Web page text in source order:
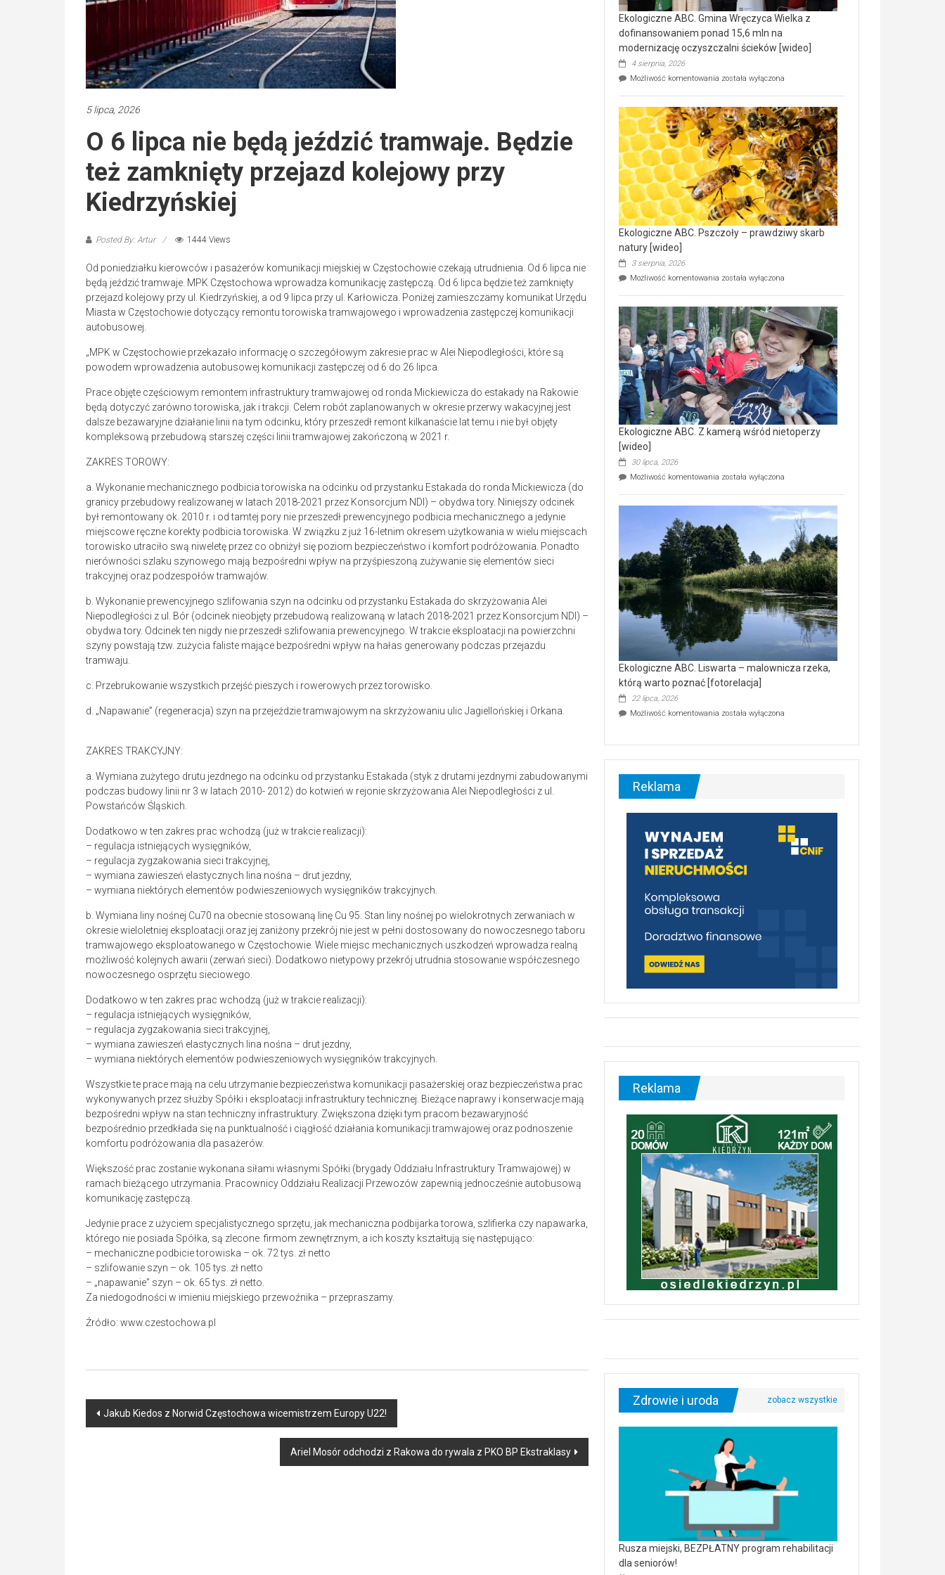
5 lipca, 2026
O 6 lipca nie będą jeździć tramwaje. Będzie
też zamknięty przejazd kolejowy przy
Kiedrzyńskiej
Posted By: Artur 1444 Views
Od poniedziałku kierowców i pasażerów komunikacji miejskiej w Częstochowie czekają utrudnienia. Od 6 lipca nie
będą jeździć tramwaje. MPK Częstochowa wprowadza komunikację zastępczą. Od 6 lipca będzie też zamknięty
przejazd kolejowy przy ul. Kiedrzyńskiej, a od 9 lipca przy ul. Karłowicza. Poniżej zamieszczamy komunikat Urzędu
Miasta w Częstochowie dotyczący remontu torowiska tramwajowego i wprowadzenia zastępczej komunikacji
autobusowej.
„MPK w Częstochowie przekazało informację o szczegółowym zakresie prac w Alei Niepodległości, które są
powodem wprowadzenia autobusowej komunikacji zastępczej od 6 do 26 lipca.
Prace objęte częściowym remontem infrastruktury tramwajowej od ronda Mickiewicza do estakady na Rakowie
będą dotyczyć zarówno torowiska, jak i trakcji. Celem robót zaplanowanych w okresie przerwy wakacyjnej jest
dalsze bezawaryjne działanie linii na tym odcinku, który przeszedł remont kilkanaście lat temu i nie był objęty
kompleksową przebudową starszej części linii tramwajowej zakończoną w 2021 r.
ZAKRES TOROWY:
a. Wykonanie mechanicznego podbicia torowiska na odcinku od przystanku Estakada do ronda Mickiewicza (do
granicy przebudowy realizowanej w latach 2018-2021 przez Konsorcjum NDI) – obydwa tory. Niniejszy odcinek
był remontowany ok. 2010 r. i od tamtej pory nie przeszedł prewencyjnego podbicia mechanicznego a jedynie
miejscowe ręczne korekty podbicia torowiska. W związku z już 16-letnim okresem użytkowania w wielu miejscach
torowisko utraciło swą niweletę przez co obniżył się poziom bezpieczeństwo i komfort podróżowania. Ponadto
nierówności szlaku szynowego mają bezpośredni wpływ na przyśpieszoną zużywanie się elementów sieci
trakcyjnej oraz podzespołów tramwajów.
b. Wykonanie prewencyjnego szlifowania szyn na odcinku od przystanku Estakada do skrzyżowania Alei
Niepodległości z ul. Bór (odcinek nieobjęty przebudową realizowaną w latach 2018-2021 przez Konsorcjum NDI) –
obydwa tory. Odcinek ten nigdy nie przeszedł szlifowania prewencyjnego. W trakcie eksploatacji na powierzchni
szyny powstają tzw. zużycia faliste mające bezpośredni wpływ na hałas generowany podczas przejazdu
tramwaju.
c. Przebrukowanie wszystkich przejść pieszych i rowerowych przez torowisko.
d. „Napawanie” (regeneracja) szyn na przejeździe tramwajowym na skrzyżowaniu ulic Jagiellońskiej i Orkana.
ZAKRES TRAKCYJNY:
a. Wymiana zużytego drutu jezdnego na odcinku od przystanku Estakada (styk z drutami jezdnymi zabudowanymi
podczas budowy linii nr 3 w latach 2010- 2012) do kotwień w rejonie skrzyżowania Alei Niepodległości z ul.
Powstańców Śląskich.
Dodatkowo w ten zakres prac wchodzą (już w trakcie realizacji):
– regulacja istniejących wysięgników,
– regulacja zygzakowania sieci trakcyjnej,
– wymiana zawieszeń elastycznych lina nośna – drut jezdny,
– wymiana niektórych elementów podwieszeniowych wysięgników trakcyjnych.
b. Wymiana liny nośnej Cu70 na obecnie stosowaną linę Cu 95. Stan liny nośnej po wielokrotnych zerwaniach w
okresie wieloletniej eksploatacji oraz jej zaniżony przekrój nie jest w pełni dostosowany do nowoczesnego taboru
tramwajowego eksploatowanego w Częstochowie. Wiele miejsc mechanicznych uszkodzeń wprowadza realną
możliwość kolejnych awarii (zerwań sieci). Dodatkowo nietypowy przekrój utrudnia stosowanie współczesnego
nowoczesnego osprzętu sieciowego.
Dodatkowo w ten zakres prac wchodzą (już w trakcie realizacji):
– regulacja istniejących wysięgników,
– regulacja zygzakowania sieci trakcyjnej,
– wymiana zawieszeń elastycznych lina nośna – drut jezdny,
– wymiana niektórych elementów podwieszeniowych wysięgników trakcyjnych.
Wszystkie te prace mają na celu utrzymanie bezpieczeństwa komunikacji pasażerskiej oraz bezpieczeństwa prac
wykonywanych przez służby Spółki i eksploatacji infrastruktury technicznej. Bieżące naprawy i konserwacje mają
bezpośredni wpływ na stan techniczny infrastruktury. Zwiększona dzięki tym pracom bezawaryjność
bezpośrednio przedkłada się na punktualność i ciągłość działania komunikacji tramwajowej oraz podnoszenie
komfortu podróżowania dla pasażerów.
Większość prac zostanie wykonana siłami własnymi Spółki (brygady Oddziału Infrastruktury Tramwajowej) w
ramach bieżącego utrzymania. Pracownicy Oddziału Realizacji Przewozów zapewnią jednocześnie autobusową
komunikację zastępczą.
Jedynie prace z użyciem specjalistycznego sprzętu, jak mechaniczna podbijarka torowa, szlifierka czy napawarka,
którego nie posiada Spółka, są zlecone firmom zewnętrznym, a ich koszty kształtują się następująco:
– mechaniczne podbicie torowiska – ok. 72 tys. zł netto
– szlifowanie szyn – ok. 105 tys. zł netto
– „napawanie” szyn – ok. 65 tys. zł netto.
Za niedogodności w imieniu miejskiego przewoźnika – przepraszamy.
Źródło: www.czestochowa.pl
Post
Jakub Kiedos z Norwid Częstochowa wicemistrzem Europy U22!
Ariel Mosór odchodzi z Rakowa do rywala z PKO BP Ekstraklasy
Ekologiczne ABC. Gmina Wręczyca Wielka z
dofinansowaniem ponad 15,6 mln na
modernizację oczyszczalni ścieków [wideo]
4 sierpnia, 2026
Możliwość komentowania Ekologiczne
Wręczyca
Wielka
z
dofinansowaniem
ponad
15,6
mln
na
modernizację
oczyszczalni
ścieków
[wideo]
została wyłączona
Ekologiczne ABC. Pszczoły – prawdziwy skarb
natury [wideo]
3 sierpnia, 2026
Możliwość komentowania Ekologiczne
–
prawdziwy
skarb
natury
[wideo]
została wyłączona
Ekologiczne ABC. Z kamerą wśród nietoperzy
[wideo]
30 lipca, 2026
Możliwość komentowania Ekologiczne
wśród
nietoperzy
[wideo]
została wyłączona
Ekologiczne ABC. Liswarta – malownicza rzeka,
którą warto poznać [fotorelacja]
22 lipca, 2026
Możliwość komentowania Ekologiczne
–
malownicza
[fotorelacja]
została wyłączona
Reklama
Reklama
Zdrowie i uroda
Rusza miejski, BEZPŁATNY program rehabilitacji
dla seniorów!